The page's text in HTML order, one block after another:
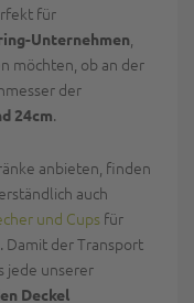
für
Unternehmen
möchten, ob an der
der
24cm.
anbieten, finden
auch
und Cups für
Damit der Transport
jede unserer
Deckel